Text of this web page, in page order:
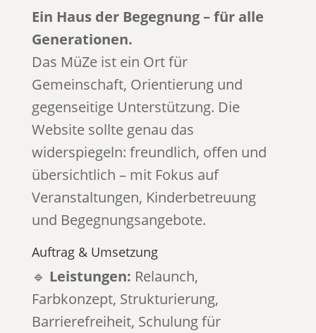
Ein Haus der Begegnung – für alle
Generationen.
Das MüZe ist ein Ort für
Gemeinschaft, Orientierung und
gegenseitige Unterstützung. Die
Website sollte genau das
widerspiegeln: freundlich, offen und
übersichtlich – mit Fokus auf
Veranstaltungen, Kinderbetreuung
und Begegnungsangebote.
Auftrag & Umsetzung
🔹 Leistungen: Relaunch,
Farbkonzept, Strukturierung,
Barrierefreiheit, Schulung für